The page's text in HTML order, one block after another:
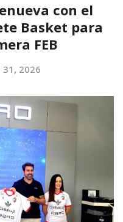
con el
Basket para
FEB
31, 2026